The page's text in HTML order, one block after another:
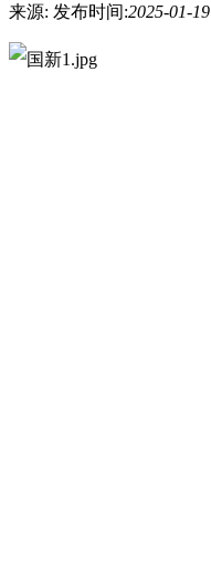
来源: 发布时间:2025-01-19